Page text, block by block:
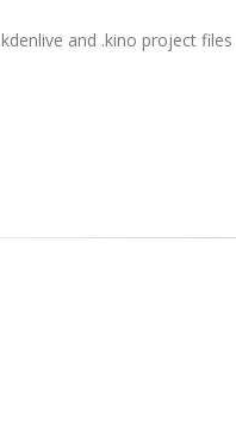
and .kino project files